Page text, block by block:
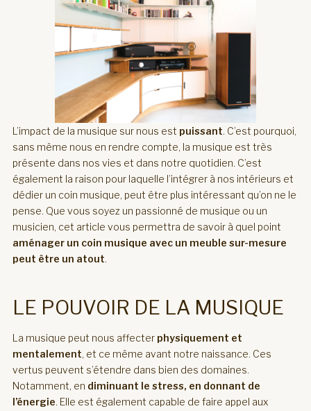
L’impact de la musique sur nous est puissant. C’est pourquoi,
sans même nous en rendre compte, la musique est très
présente dans nos vies et dans notre quotidien. C’est
également la raison pour laquelle l’intégrer à nos intérieurs et
dédier un coin musique, peut être plus intéressant qu’on ne le
pense. Que vous soyez un passionné de musique ou un
musicien, cet article vous permettra de savoir à quel point
aménager un coin musique avec un meuble sur-mesure
peut être un atout.
LE POUVOIR DE LA MUSIQUE
La musique peut nous affecter physiquement et
mentalement, et ce même avant notre naissance. Ces
vertus peuvent s’étendre dans bien des domaines.
Notamment, en diminuant le stress, en donnant de
l’énergie. Elle est également capable de faire appel aux